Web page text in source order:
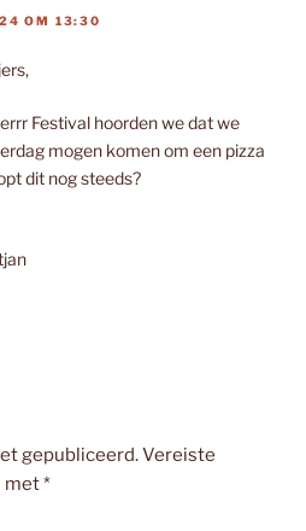
OM 13:30
Festival hoorden we dat we
mogen komen om een pizza
dit nog steeds?
gepubliceerd.Vereiste
met*